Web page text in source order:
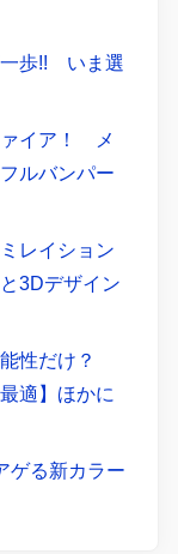
一歩!! いま選
ァイア！ メ
ルバンパー
レイション
3Dデザイン
能性だけ？
適】ほかに
ゲる新カラー